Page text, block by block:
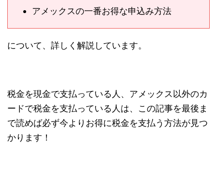
アメックスの一番お得な申込み方法
について、詳しく解説しています。
税金を現金で支払っている人、アメックス以外のカ
ードで税金を支払っている人は、この記事を最後ま
で読めば必ず今よりお得に税金を支払う方法が見つ
かります！